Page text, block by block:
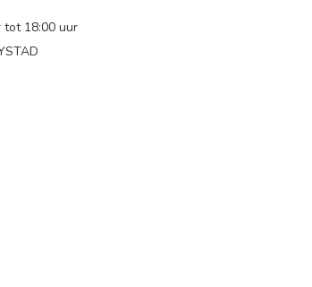
tot 18:00 uur